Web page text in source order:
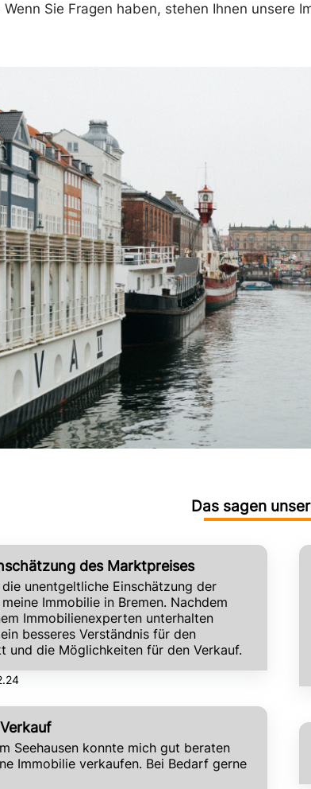
Wenn Sie Fragen haben, stehen Ihnen unsere
Das sagen
des Marktpreises
unentgeltliche Einschätzung der
Immobilie in Bremen. Nachdem
Immobilienexperten unterhalten
besseres Verständnis für den
und die Möglichkeiten für den Verkauf.
Seehausen konnte mich gut beraten
Immobilie verkaufen. Bei Bedarf gerne